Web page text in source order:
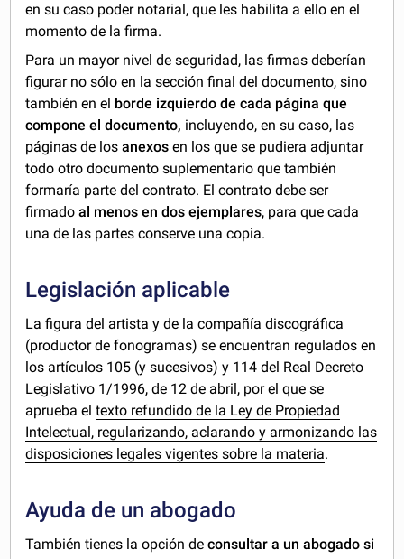
en su caso poder notarial, que les habilita a ello en el
momento de la firma.
Para un mayor nivel de seguridad, las firmas deberían
figurar no sólo en la sección final del documento, sino
también en el borde izquierdo de cada página que
compone el documento, incluyendo, en su caso, las
páginas de losanexos en los que se pudiera adjuntar
todo otro documento suplementario que también
formaría parte del contrato. El contrato debe ser
firmadoal menos en dos ejemplares, para que cada
una de las partes conserve una copia.
Legislación aplicable
La figura del artista y de la compañía discográfica
(productor de fonogramas) se encuentran regulados en
los artículos 105 (y sucesivos) y 114 del Real Decreto
Legislativo 1/1996, de 12 de abril, por el que se
aprueba eltexto refundido de la Ley de Propiedad
Intelectual, regularizando, aclarando y armonizando las
disposiciones legales vigentes sobre la materia.
Ayuda de un abogado
También tienes la opción deconsultar a un abogado si